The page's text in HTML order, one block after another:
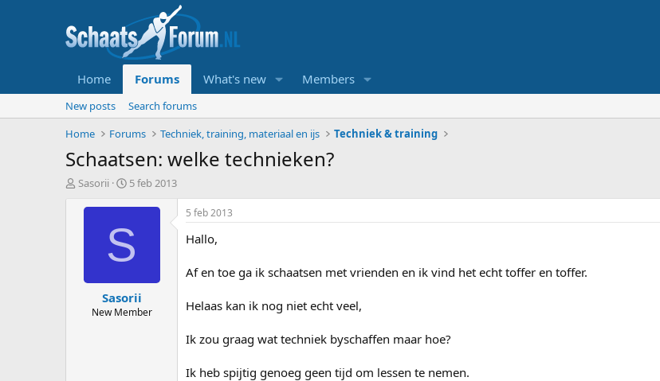
Home Forums What's new Members
New posts
Search forums
Home
Forums Techniek, training, materiaal en ijs Techniek & training
Schaatsen: welke technieken?
T
Sasorii
S
a
t
d
t
u
m
5 feb 2013
S
Sasorii
New Member
5 feb 2013
Hallo,
Af en toe ga ik schaatsen met vrienden en ik vind het echt toffer en toffer.
Helaas kan ik nog niet echt veel,
Ik zou graag wat techniek byschaffen maar hoe?
Ik heb spijtig genoeg geen tijd om lessen te nemen.